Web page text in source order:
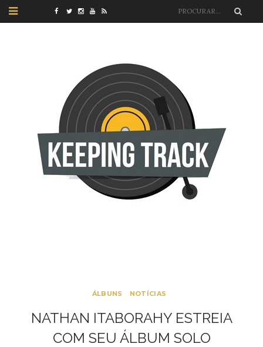
ÁLBUNS NOTÍCIAS
NATHAN ITABORAHY ESTREIA
COM SEU ÁLBUM SOLO